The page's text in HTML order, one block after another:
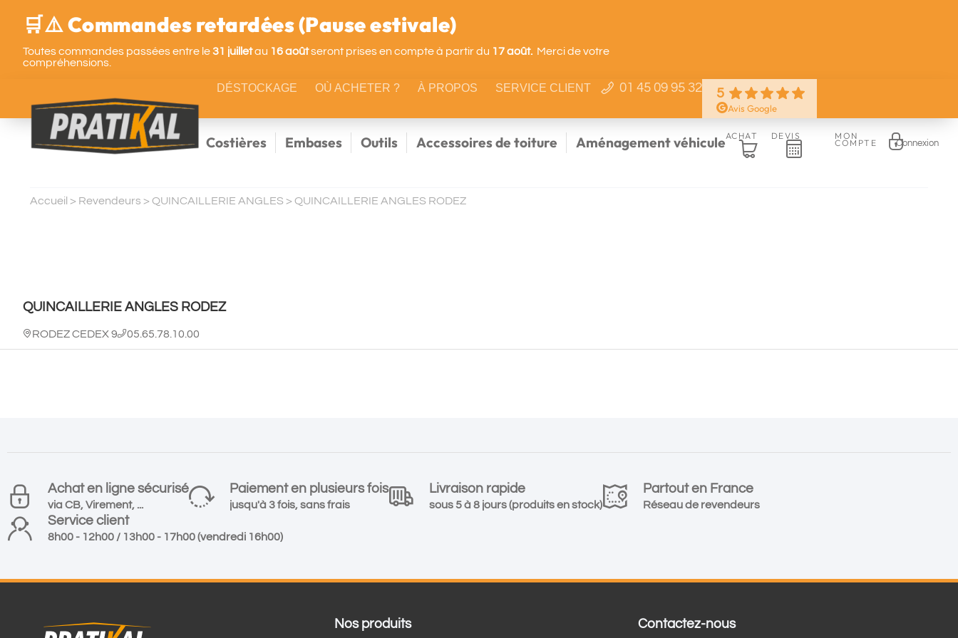
🛒⚠️ Commandes retardées (Pause estivale)
Toutes commandes passées entre le31 juilletau 16 aoûtseront prises en compte à partir du 17 août. Merci de votre
compréhensions.
DÉSTOCKAGE OÙ ACHETER ? À PROPOS SERVICE CLIENT 01 45 09 95 32 5
Avis Google
Costières Embases Outils Accessoires de toiture Aménagement véhiculeACHAT DEVIS MON
COMPTE Connexion
Accueil > Revendeurs > QUINCAILLERIE ANGLES > QUINCAILLERIE ANGLES RODEZ
QUINCAILLERIE ANGLES RODEZ
RODEZ CEDEX 9 05.65.78.10.00
Achat en ligne sécurisé
via CB, Virement, ...
Paiement en plusieurs fois
jusqu'à 3 fois, sans frais
Livraison rapide
sous 5 à 8 jours (produits en stock)
Partout en France
Réseau de revendeurs
Service client
8h00 - 12h00 / 13h00 - 17h00 (vendredi 16h00)
Nos produits Contactez-nous